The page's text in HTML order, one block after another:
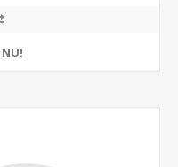
NU!